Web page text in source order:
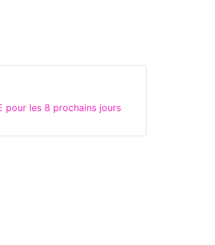
pour les 8 prochains jours